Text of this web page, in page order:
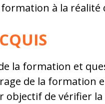
à la réalité
la formation et
de la formation
objectif de vérifier